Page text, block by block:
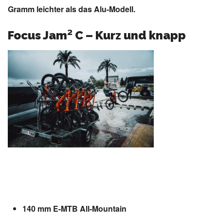
Gramm leichter als das Alu-Modell.
Focus Jam² C – Kurz und knapp
140 mm E-MTB All-Mountain